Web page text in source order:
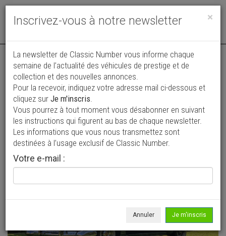
Toggle
Annonce actualisée le 01/08/2026 ( il y a 6 jours )
Cadillac Serie 62 Cabriolet
99 990 €
1948 Cabriolet / roadster 4 500 km
×
Inscrivez-vous à notre newsletter
La newsletter de Classic Number vous informe chaque
semaine de l’actualité des véhicules de prestige et de
collection et des nouvelles annonces.
Pour la recevoir, indiquez votre adresse mail ci-dessous et
cliquez sur Je m'inscris.
Vous pourrez à tout moment vous désabonner en suivant
les instructions qui figurent au bas de chaque newsletter.
Les informations que vous nous transmettez sont
destinées à l’usage exclusif de Classic Number.
Votre e-mail :
Annuler Je m'inscris